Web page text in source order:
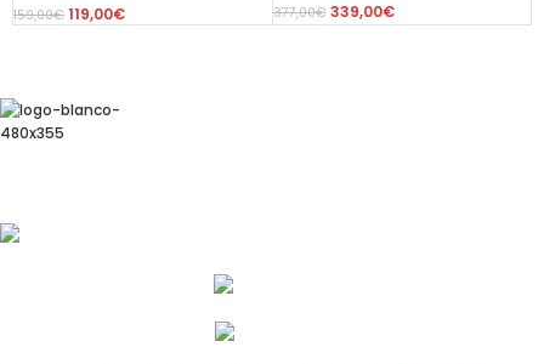
159,00€ 119,00€ 377,00€ 339,00€